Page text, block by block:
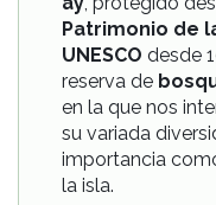
Patrimonio de
UNESCO desde
reserva de
en la que nos
su variada
importancia
la isla.